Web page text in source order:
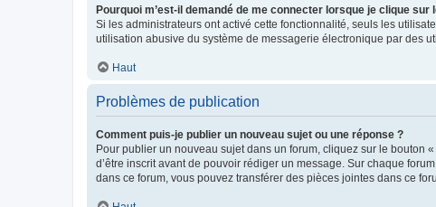
Pourquoi m’est-il demandé de me connecter lorsque je clique
Si les administrateurs ont activé cette fonctionnalité, seuls les
utilisation abusive du système de messagerie électronique par des
Haut
Problèmes de publication
Comment puis-je publier un nouveau sujet ou une réponse ?
Pour publier un nouveau sujet dans un forum, cliquez sur le bouton
d’être inscrit avant de pouvoir rédiger un message. Sur chaque
dans ce forum, vous pouvez transférer des pièces jointes dans ce